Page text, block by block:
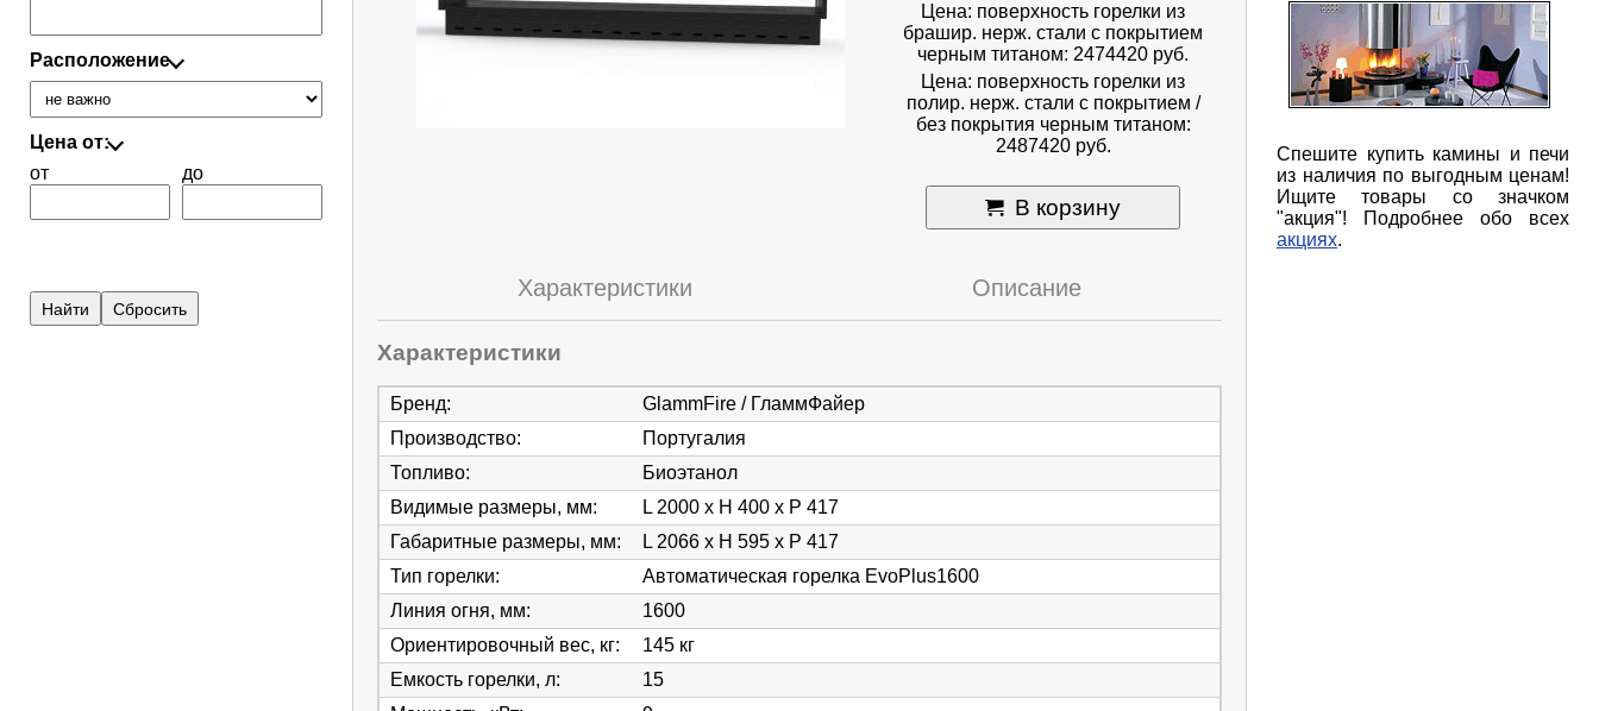
Цена: поверхность горелки из
брашир. нерж. стали с покрытием
черным титаном: 2474420 руб.
Цена: поверхность горелки из
полир. нерж. стали с покрытием /
без покрытия черным титаном:
2487420 руб.
В корзину
Характеристики Описание
Характеристики
Бренд:
GlammFire / ГламмФайер
Производство:
Португалия
Топливо:
Биоэтанол
Видимые размеры, мм:
L 2000 x H 400 x P 417
Габаритные размеры, мм:
L 2066 x H 595 x P 417
Тип горелки:
Автоматическая горелка EvoPlus1600
Линия огня, мм:
1600
Ориентировочный вес, кг:
145 кг
Емкость горелки, л:
15
Расположение
Цена от:
от
до
Спешите купить камины и печи
из наличия по выгодным ценам!
Ищите товары со значком
"акция"! Подробнее обо всех
акциях.